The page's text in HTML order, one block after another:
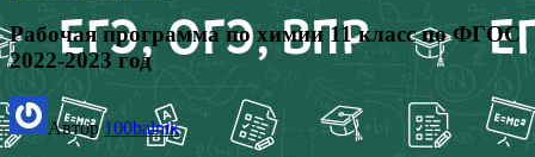
Рабочая программа по химии 11 класс по ФГОС
2022-2023 год
Автор100balnik